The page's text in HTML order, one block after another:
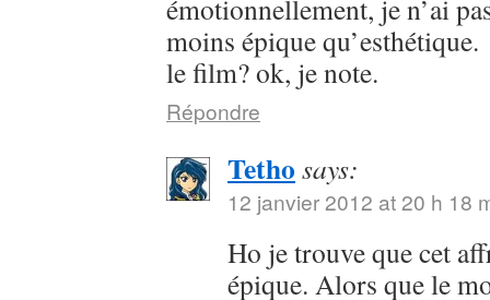
émotionnellement, je n’ai
moins épique qu’esthétique.
le film? ok, je note.
Répondre
Tetho says:
12 janvier 2012 at 20 h 18
Ho je trouve que cet
épique. Alors que le